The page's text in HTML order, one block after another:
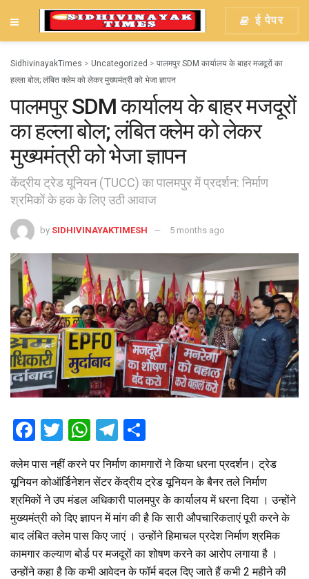
ई पेपर
SidhivinayakTimes > Uncategorized > पालमपुर SDM कार्यालय के बाहर मजदूरों का
हल्ला बोल; लंबित क्लेम को लेकर मुख्यमंत्री को भेजा ज्ञापन
पालमपुर SDM कार्यालय के बाहर मजदूरों
का हल्ला बोल; लंबित क्लेम को लेकर
मुख्यमंत्री को भेजा ज्ञापन
केंद्रीय ट्रेड यूनियन (TUCC) का पालमपुर में प्रदर्शन: निर्माण
श्रमिकों के हक के लिए उठी आवाज
by SIDHIVINAYAKTIMESH 5 months ago
F
ce
b
o
o
k
T
wi
tt
er
W
at
s
A
p
p
T
el
e
gr
a
m
ar
e
क्लेम पास नहीं करने पर निर्माण कामगारों ने किया धरना प्रदर्शन। ट्रेड
यूनियन कोऑर्डिनेशन सेंटर केंद्रीय ट्रेड यूनियन के बैनर तले निर्माण
श्रमिकों ने उप मंडल अधिकारी पालमपुर के कार्यालय में धरना दिया । उन्होंने
मुख्यमंत्री को दिए ज्ञापन में मांग की है कि सारी औपचारिकताएं पूरी करने के
बाद लंबित क्लेम पास किए जाएं । उन्होंने हिमाचल प्रदेश निर्माण श्रमिक
कामगार कल्याण बोर्ड पर मजदूरों का शोषण करने का आरोप लगाया है ।
उन्होंने कहा है कि कभी आवेदन के फॉर्म बदल दिए जाते हैं कभी 2 महीने की